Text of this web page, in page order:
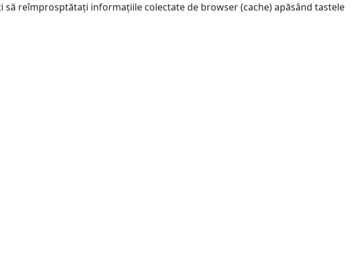
reîmprosptătați informațiile colectate de browser (cache) apăsând tastele